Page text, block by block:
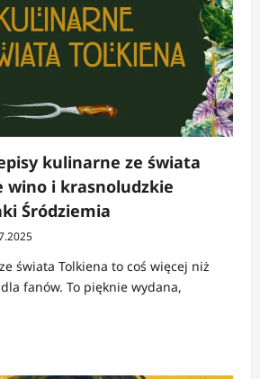
kulinarne ze świata
wino i krasnoludzkie
Śródziemia
świata Tolkiena to coś więcej niż
fanów. To pięknie wydana,